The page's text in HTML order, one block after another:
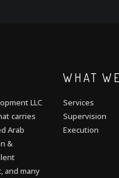
LLC
carries
Arab
&
and many
WHAT
Services
Supervision
Execution